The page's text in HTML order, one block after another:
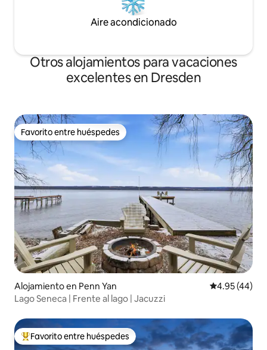
Aire acondicionado
Otros alojamientos para vacaciones
excelentes en Dresden
Favorito entre huéspedes
Favorito entre huéspedes
Alojamiento en Penn Yan Calificación
4.95 (44)
Lago Seneca | Frente al lago | Jacuzzi
Favorito entre huéspedes preferido
Favorito entre huéspedes